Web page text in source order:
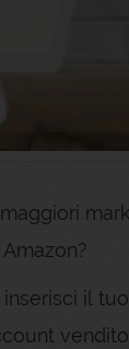
inserisci il